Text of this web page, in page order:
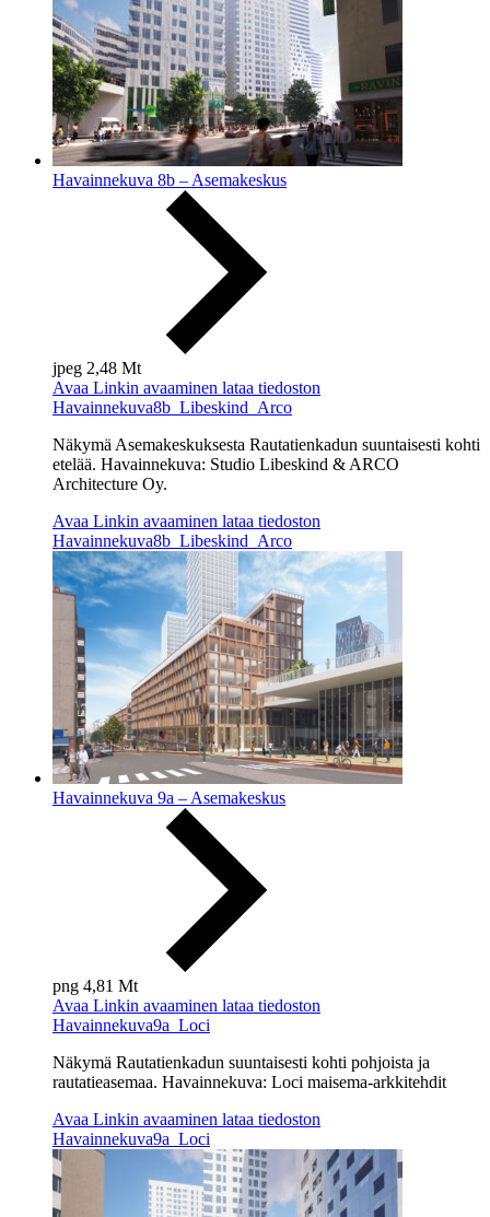
Havainnekuva 8b – Asemakeskus
jpeg 2,48 Mt
Avaa Linkin avaaminen lataa tiedoston
Havainnekuva8b_Libeskind_Arco
Näkymä Asemakeskuksesta Rautatienkadun suuntaisesti kohti
etelää. Havainnekuva: Studio Libeskind & ARCO
Architecture Oy.
Avaa Linkin avaaminen lataa tiedoston
Havainnekuva8b_Libeskind_Arco
Havainnekuva 9a – Asemakeskus
png 4,81 Mt
Avaa Linkin avaaminen lataa tiedoston
Havainnekuva9a_Loci
Näkymä Rautatienkadun suuntaisesti kohti pohjoista ja
rautatieasemaa. Havainnekuva: Loci maisema-arkkitehdit
Avaa Linkin avaaminen lataa tiedoston
Havainnekuva9a_Loci